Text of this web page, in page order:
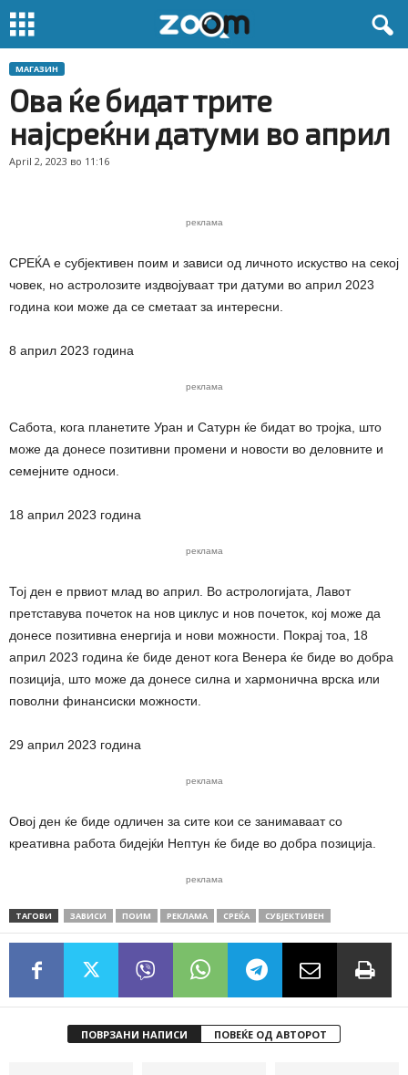
МАГАЗИН
Ова ќе бидат трите
најсреќни датуми во април
April 2, 2023 во 11:16
реклама
СРЕЌА е субјективен поим и зависи од личното искуство на секој
човек, но астролозите издвојуваат три датуми во април 2023
година кои може да се сметаат за интересни.
8 април 2023 година
реклама
Сабота, кога планетите Уран и Сатурн ќе бидат во тројка, што
може да донесе позитивни промени и новости во деловните и
семејните односи.
18 април 2023 година
реклама
Тој ден е првиот млад во април. Во астрологијата, Лавот
претставува почеток на нов циклус и нов почеток, кој може да
донесе позитивна енергија и нови можности. Покрај тоа, 18
април 2023 година ќе биде денот кога Венера ќе биде во добра
позиција, што може да донесе силна и хармонична врска или
поволни финансиски можности.
29 април 2023 година
реклама
Овој ден ќе биде одличен за сите кои се занимаваат со
креативна работа бидејќи Нептун ќе биде во добра позиција.
реклама
ТАГОВИ ЗАВИСИ ПОИМ РЕКЛАМА СРЕЌА СУБЈЕКТИВЕН
ПОВРЗАНИ НАПИСИ ПОВЕЌЕ ОД АВТОРОТ